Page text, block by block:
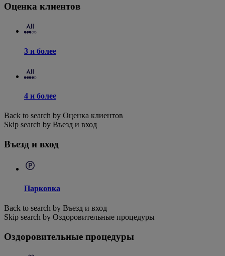
Оценка клиентов
3 и более
4 и более
Back to search by Оценка клиентов
Skip search by Въезд и вход
Въезд и вход
Парковка
Back to search by Въезд и вход
Skip search by Оздоровительные процедуры
Оздоровительные процедуры